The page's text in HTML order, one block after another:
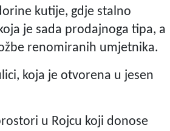
kutije, gdje stalno
je sada prodajnoga tipa, a
renomiranih umjetnika.
koja je otvorena u jesen
u Rojcu koji donose